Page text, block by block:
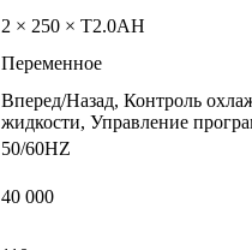
2 × 250 × T2.0AH
Переменное
Вперед/Назад, Контроль
жидкости, Управление
50/60HZ
40 000